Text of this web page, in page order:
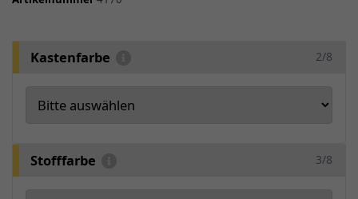
Kastenfarbe 2/8
Stofffarbe 3/8